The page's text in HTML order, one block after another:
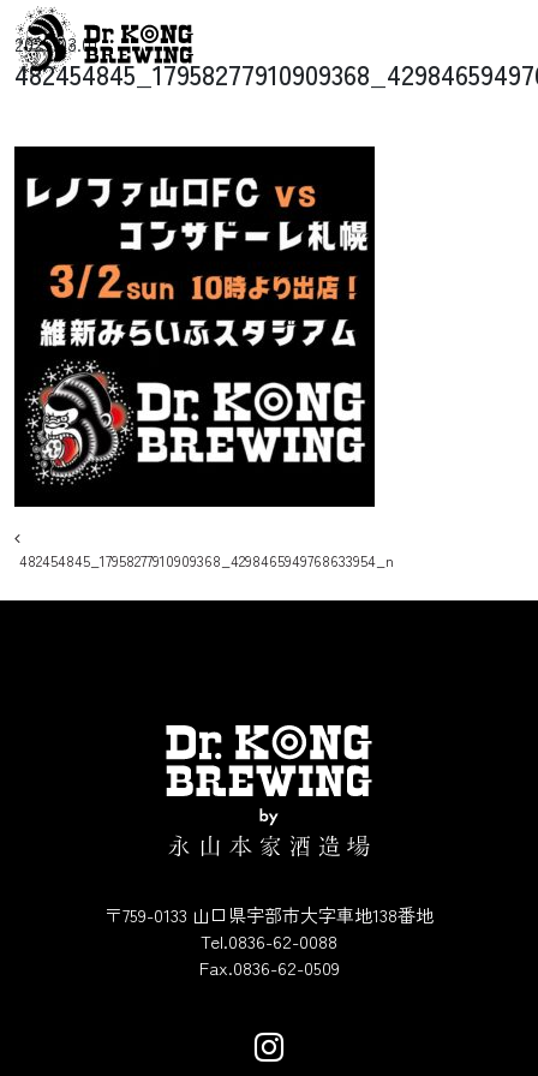
コンテンツへスキップ
メインナビゲーション
2025.03.01
投稿ナビゲーション
482454845_17958277910909368_4298465949768633954_n
〒759-0133 山口県宇部市大字車地138番地
Tel.0836-62-0088
Fax.0836-62-0509